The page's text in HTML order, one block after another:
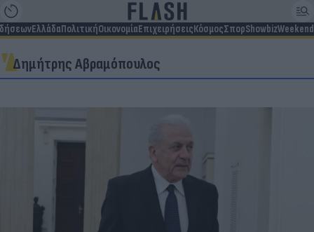
ΕλλάδαΠολιτικήΟικονομίαΕπιχειρήσειςΚόσμοςΣπορShowbizWeekend
Δημήτρης Αβραμόπουλος